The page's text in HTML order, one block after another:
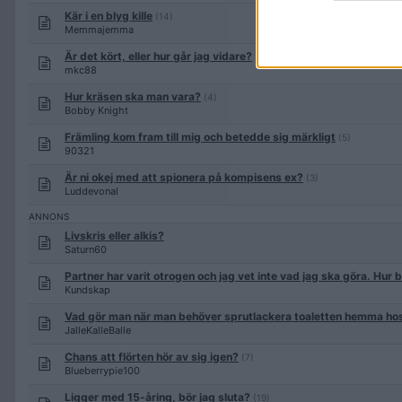
Kär i en blyg kille (14)
Memmajemma
Är det kört, eller hur går jag vidare?
mkc88
Hur kräsen ska man vara? (4)
Bobby Knight
Främling kom fram till mig och betedde sig märkligt (5)
90321
Är ni okej med att spionera på kompisens ex? (3)
Luddevonal
Livskris eller alkis?
Saturn60
Partner har varit otrogen och jag vet inte vad jag ska göra. Hur
Kundskap
Vad gör man när man behöver sprutlackera toaletten hemma
JalleKalleBalle
Chans att flörten hör av sig igen? (7)
Blueberrypie100
Ligger med 15-åring, bör jag sluta? (19)